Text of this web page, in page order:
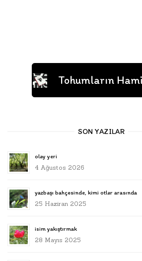
Tohumların
SON YAZILAR
olay yeri
4 Ağustos 2026
yazbaşı bahçesinde, kimi otlar arasında
25 Haziran 2025
isim yakıştırmak
28 Mayıs 2025